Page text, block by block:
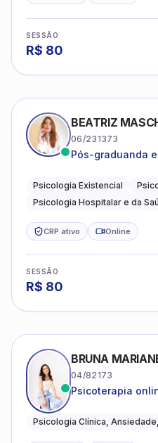
SESSÃO
R$ 80
BEATRIZ
06/231373
Pós-graduanda
da Saúde.
Psicologia Existencial
Psicologia Hospitalar e da
CRP ativo Online
SESSÃO
R$ 80
BRUNA
04/82173
Psicoterapia
reduzir a
Psicologia Clínica,